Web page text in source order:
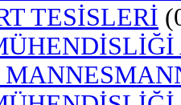
TESİSLERİ